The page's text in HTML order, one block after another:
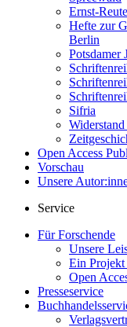
Ernst-
Hefte zur
Berlin
Potsdamer
Sifria
Open Access
Vorschau
Unsere
Service
Für Forschende
Unsere
Ein Projekt
Open
Presseservice